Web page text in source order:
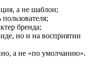
а не шаблон;
бренда;
но и на восприятии
а не «по умолчанию».